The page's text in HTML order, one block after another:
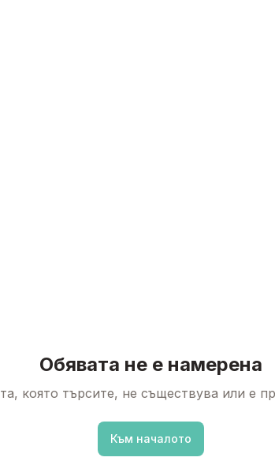
Обявата не е намерена
която търсите, не съществува или е
Към началото